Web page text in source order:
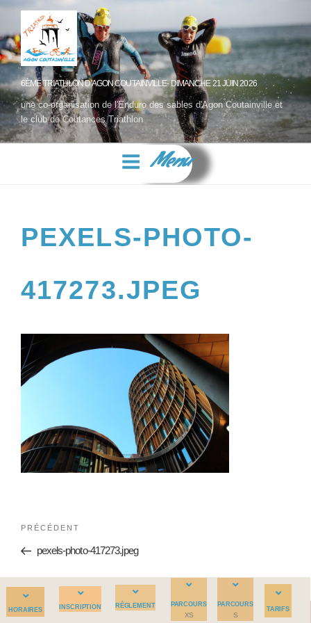
6ÈME TRIATHLON D'AGON COUTAINVILLE- DIMANCHE 21 JUIN 2026
une co-organisation de l'Enduro des sables d'Agon Coutainville et
le club de Coutances Triathlon
Menu
PEXELS-PHOTO-
417273.JPEG
PRÉCÉDENT
pexels-photo-417273.jpeg
PARCOURS
S
PARCOURS
XS
HORAIRES TARIFS
RÉGLEMENT
INSCRIPTION